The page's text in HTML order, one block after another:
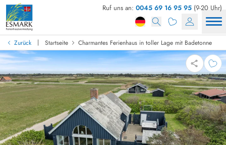
Ruf uns an: 0045 69 16 95 95 (9-20 Uhr)
Zurück | Startseite Charmantes Ferienhaus in toller Lage mit Badetonne